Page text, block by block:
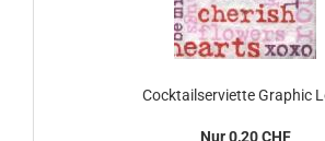
Cocktailserviette Graphic
Nur 0,20 CHF